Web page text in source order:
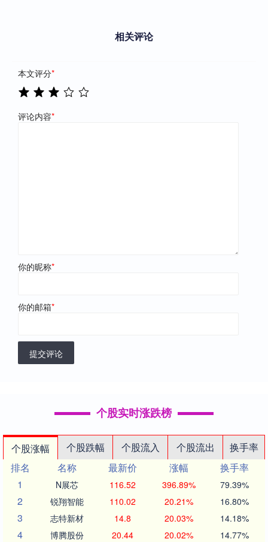
相关评论
本文评分*
评论内容*
你的昵称*
你的邮箱*
提交评论
个股实时涨跌榜
个股涨幅 个股跌幅 个股流入 个股流出
换手率
排名
名称 最新价 涨幅
换手率
1
N展芯 116.52 396.89% 79.39%
2 锐翔智能 110.02 20.21% 16.80%
3 志特新材 14.8 20.03% 14.18%
4 博腾股份 20.44 20.02% 14.77%